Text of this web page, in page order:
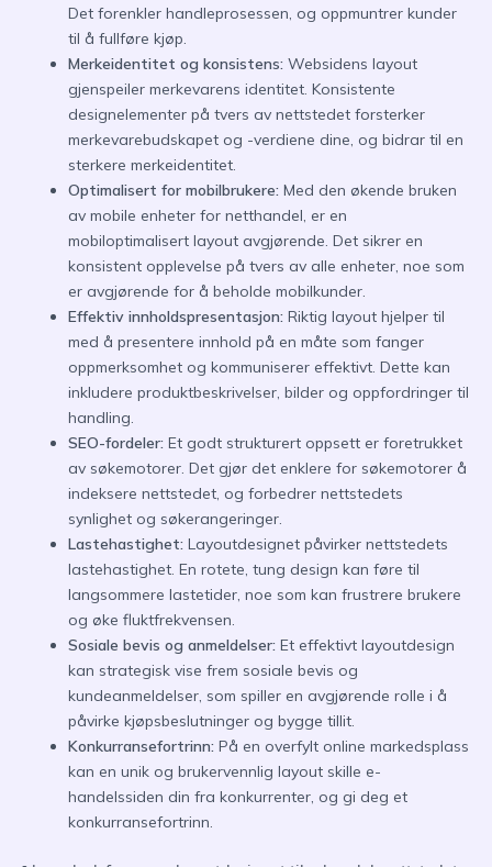
Det forenkler handleprosessen, og oppmuntrer kunder
til å fullføre kjøp.
Merkeidentitet og konsistens: Websidens layout
gjenspeiler merkevarens identitet. Konsistente
designelementer på tvers av nettstedet forsterker
merkevarebudskapet og -verdiene dine, og bidrar til en
sterkere merkeidentitet.
Optimalisert for mobilbrukere: Med den økende bruken
av mobile enheter for netthandel, er en
mobiloptimalisert layout avgjørende. Det sikrer en
konsistent opplevelse på tvers av alle enheter, noe som
er avgjørende for å beholde mobilkunder.
Effektiv innholdspresentasjon: Riktig layout hjelper til
med å presentere innhold på en måte som fanger
oppmerksomhet og kommuniserer effektivt. Dette kan
inkludere produktbeskrivelser, bilder og oppfordringer til
handling.
SEO-fordeler: Et godt strukturert oppsett er foretrukket
av søkemotorer. Det gjør det enklere for søkemotorer å
indeksere nettstedet, og forbedrer nettstedets
synlighet og søkerangeringer.
Lastehastighet: Layoutdesignet påvirker nettstedets
lastehastighet. En rotete, tung design kan føre til
langsommere lastetider, noe som kan frustrere brukere
og øke fluktfrekvensen.
Sosiale bevis og anmeldelser: Et effektivt layoutdesign
kan strategisk vise frem sosiale bevis og
kundeanmeldelser, som spiller en avgjørende rolle i å
påvirke kjøpsbeslutninger og bygge tillit.
Konkurransefortrinn: På en overfylt online markedsplass
kan en unik og brukervennlig layout skille e-
handelssiden din fra konkurrenter, og gi deg et
konkurransefortrinn.